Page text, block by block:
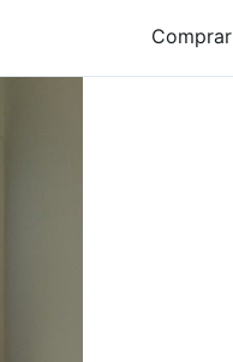
Comprar